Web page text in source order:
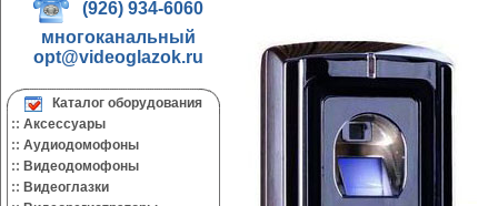
(926) 934-6060
многоканальный
opt@videoglazok.ru
Каталог оборудования
:: Аксессуары
:: Аудиодомофоны
:: Видеодомофоны
:: Видеоглазки